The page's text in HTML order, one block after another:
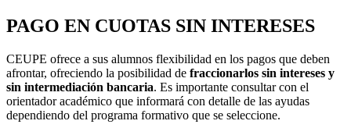
PAGO EN CUOTAS SIN INTERESES
CEUPE ofrece a sus alumnos flexibilidad en los pagos que deben
afrontar, ofreciendo la posibilidad de fraccionarlos sin intereses y
sin intermediación bancaria. Es importante consultar con el
orientador académico que informará con detalle de las ayudas
dependiendo del programa formativo que se seleccione.